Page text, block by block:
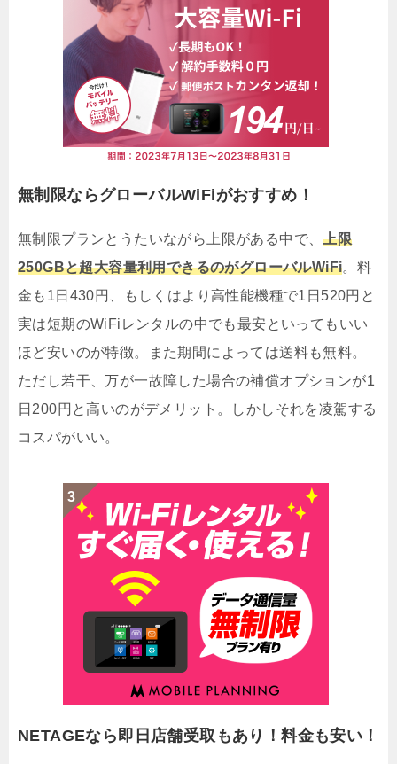
無制限ならグローバルWiFiがおすすめ！
無制限プランとうたいながら上限がある中で、上限
250GBと超大容量利用できるのがグローバルWiFi。料
金も1日430円、もしくはより高性能機種で1日520円と
実は短期のWiFiレンタルの中でも最安といってもいい
ほど安いのが特徴。また期間によっては送料も無料。
ただし若干、万が一故障した場合の補償オプションが1
日200円と高いのがデメリット。しかしそれを凌駕する
コスパがいい。
NETAGEなら即日店舗受取もあり！料金も安い！